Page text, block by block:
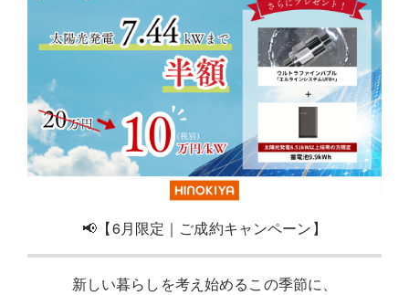
📢【6月限定｜ご成約キャンペーン】
新しい暮らしを考え始めるこの季節に、